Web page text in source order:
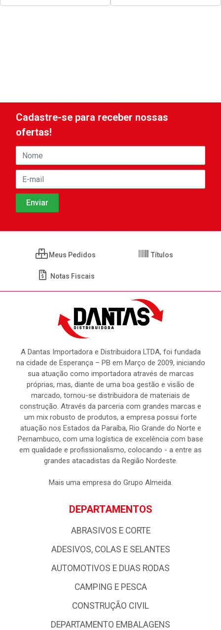
Cadastre-se para receber nossas
ofertas!
Meus Pedidos Títulos
Notas Fiscais
A Dantas Importadora e Distribuidora LTDA, foi fundada
na cidade de Esperança – PB em Março de 2009, iniciando
sua atuação como importadora através de marcas
próprias, mas, diante de uma boa gestão e visão de
marcado, tornou-se distribuidora de materiais de
construção. Através da parceria com grandes marcas e
um mix robusto de produtos, a empresa possui forte
atuação nos Estados da Paraíba, Rio Grande do Norte e
Pernambuco, com uma logística de excelência com base
em qualidade e profissionalismo, colocando - a entre as
grandes atacadistas da Região Nordeste.
Mais uma empresa do Grupo Almeida.
DEPARTAMENTOS
ABRASIVOS E CORTE
ADESIVOS, COLAS E SELANTES
AUTOMOTIVOS E DUAS RODAS
CAMPING E PESCA
CONSTRUÇÃO CIVIL
DEPARTAMENTO EMBALAGENS